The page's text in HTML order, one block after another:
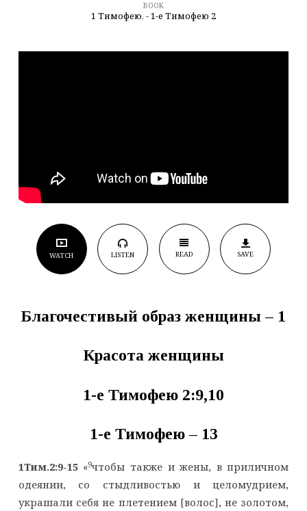
BOOK
1 Тимофею, - 1-е Тимофею 2
WATCH LISTEN READ SAVE
Благочестивый образ женщины – 1
Красота женщины
1-е Тимофею 2:9,10
1-е Тимофею – 13
1Тим.2:9-15«9чтобы также и жены, в приличном
одеянии, со стыдливостью и целомудрием,
украшали себя не плетением [волос], не золотом,